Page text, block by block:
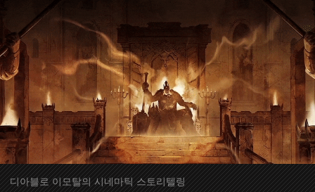
디아블로 이모탈의 시네마틱 스토리텔링